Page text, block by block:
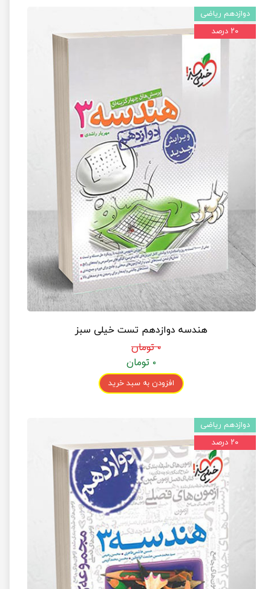
هندسه دوازدهم تست خیلی سبز
۰ تومان
۰ تومان
افزودن به سبد خرید
دوازدهم ریاضی
۲۰ درصد
دوازدهم ریاضی
۲۰ درصد